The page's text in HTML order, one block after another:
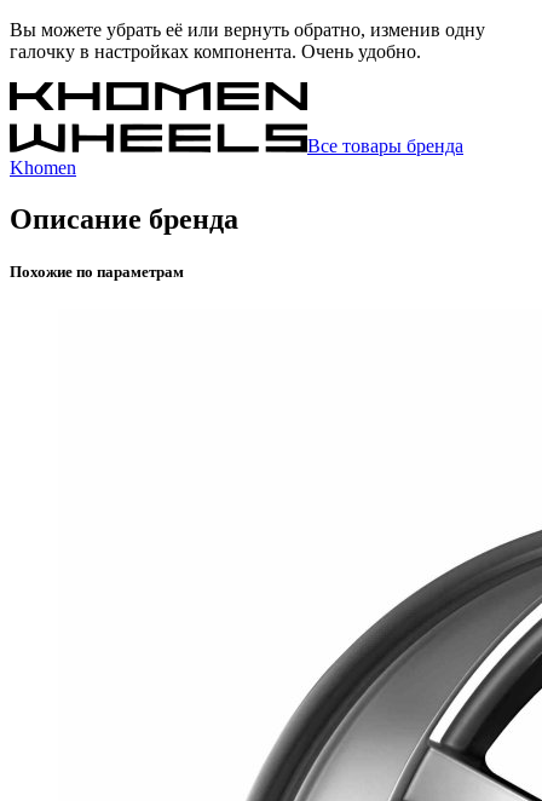
Вы можете убрать её или вернуть обратно, изменив одну
галочку в настройках компонента. Очень удобно.
Все товары бренда
Khomen
Описание бренда
Похожие по параметрам